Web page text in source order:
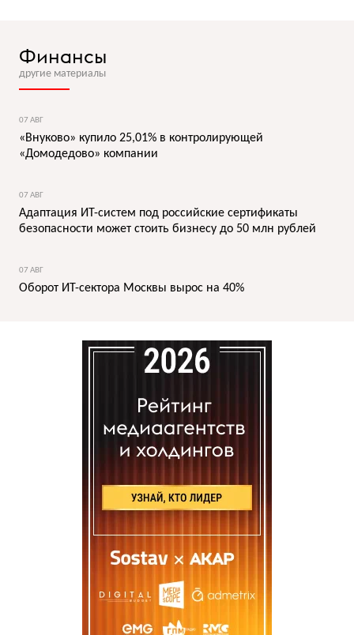
Финансы
другие материалы
07 АВГ
«Внуково» купило 25,01% в контролирующей
«Домодедово» компании
07 АВГ
Адаптация ИТ-систем под российские сертификаты
безопасности может стоить бизнесу до 50 млн рублей
07 АВГ
Оборот ИТ-сектора Москвы вырос на 40%